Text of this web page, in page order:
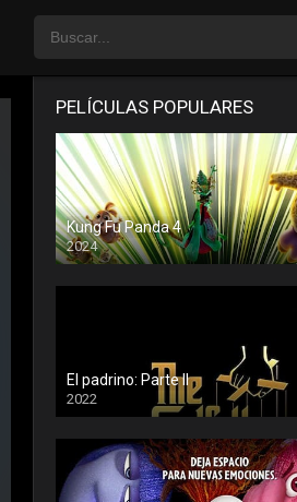
PELÍCULAS POPULARES
Kung Fu Panda 4
2024
El padrino: Parte II
2022